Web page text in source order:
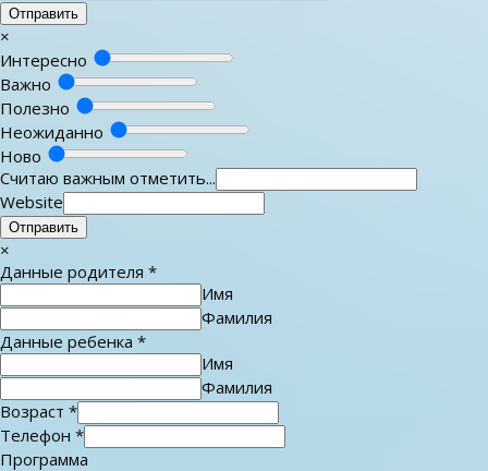
Отправить
×
Интересно
Важно
Полезно
Неожиданно
Ново
Считаю важным отметить...
Website
Отправить
×
Данные родителя *
Имя
Фамилия
Данные ребенка *
Имя
Фамилия
Возраст *
Телефон *
Программа